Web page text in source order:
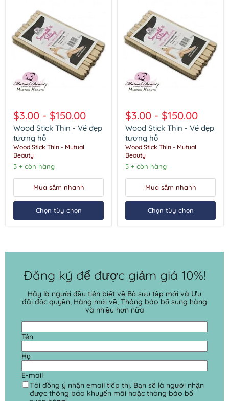
Stick
Thin
-
Vẻ
đẹp
tương
hỗ
$3.00 - $150.00
Wood Stick Thin - Vẻ đẹp
tương hỗ
Wood Stick Thin - Mutual
Beauty
5 + còn hàng
Mua sắm nhanh
Chọn tùy chọn
Stick
Thin
-
Vẻ
đẹp
tương
hỗ
$3.00 - $150.00
Wood Stick Thin - Vẻ đẹp
tương hỗ
Wood Stick Thin - Mutual
Beauty
5 + còn hàng
Mua sắm nhanh
Chọn tùy chọn
Đăng ký để được giảm giá 10%!
Hãy là người đầu tiên biết về Bộ sưu tập mới và Ưu
đãi độc quyền, Hàng mới về, Thông báo bổ sung hàng
và nhiều hơn nữa
Tên
Họ
E-mail
Tôi đồng ý nhận email tiếp thị. Bạn sẽ là người nhận
được thông báo khuyến mãi hoặc thông báo bổ